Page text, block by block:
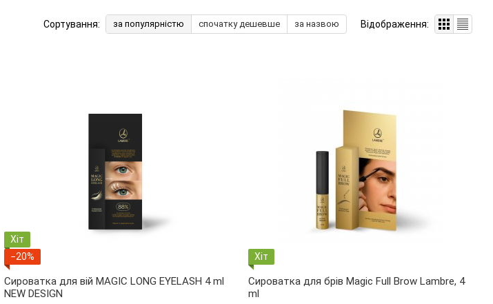
Сортування: за популярністю спочатку дешевше за назвою Відображення:
Хіт
−20%
Сироватка для вій MAGIC LONG EYELASH 4 ml
NEW DESIGN
Хіт
Сироватка для брів Magic Full Brow Lambre, 4
ml